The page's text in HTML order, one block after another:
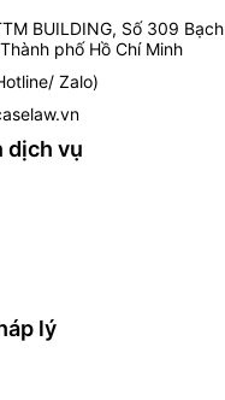
BUILDING, Số 309
phố Hồ Chí Minh
Zalo)
dịch vụ
lý